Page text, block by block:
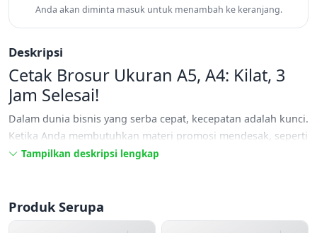
Anda akan diminta masuk untuk menambah ke keranjang.
Deskripsi
Cetak Brosur Ukuran A5, A4: Kilat, 3
Jam Selesai!
Dalam dunia bisnis yang serba cepat, kecepatan adalah kunci.
Ketika Anda membutuhkan materi promosi mendesak, seperti
brosur atau flyer, menunggu berhari-hari tentu bukan pilihan.
untuk kebutuhan promosi mendadak atau event yang sudah
di depan mata, solusicetak brosur 1 hari jadikini sangat
Tampilkan deskripsi lengkap
Produk Serupa